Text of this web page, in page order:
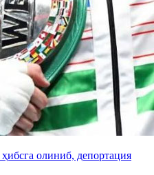
олиниб, депортация